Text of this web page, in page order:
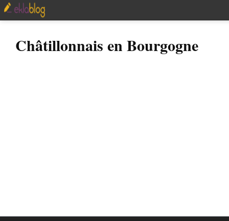
Châtillonnais en Bourgogne